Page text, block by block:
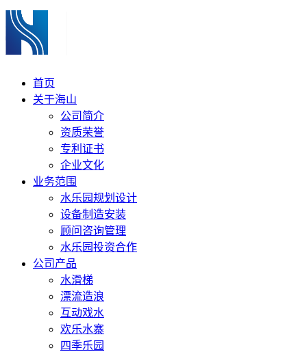
首页
关于海山
公司简介
资质荣誉
专利证书
企业文化
业务范围
水乐园规划设计
设备制造安装
顾问咨询管理
水乐园投资合作
公司产品
水滑梯
漂流造浪
互动戏水
欢乐水寨
四季乐园